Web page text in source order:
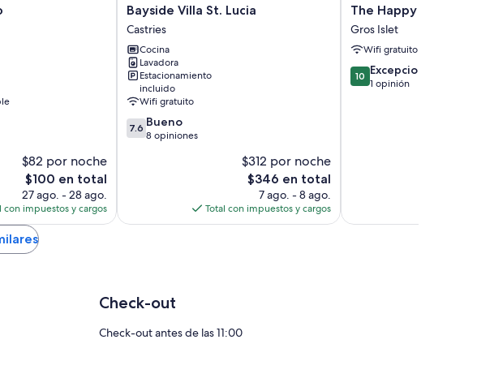
$82 por noche
El
precio
actual
es
de
$100
$100 en total
27 ago. - 28 ago.
con impuestos y cargos
Bayside
Villa
St.
Lucia
Castries
Bayside Villa St. Lucia
Castries
Cocina
Lavadora
Estacionamiento
incluido
Wifi gratuito
7.6
de
7.6 Bueno
8 opiniones
$312 por noche
El
precio
actual
es
$346 en total
7 ago. - 8 ago.
Total con impuestos y cargos
The
Happy
Hook
Gros
Islet
The Happy Hook
Gros Islet
Wifi gratuito
10.0
de
10 Excepcional
1 opinión
Check-out
Check-out antes de las 11:00